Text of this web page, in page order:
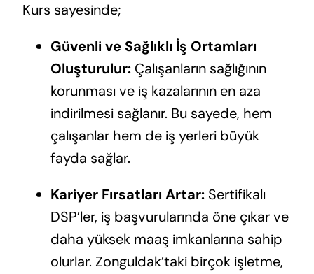
Kurs sayesinde;
Güvenli ve Sağlıklı İş Ortamları
Oluşturulur:Çalışanların sağlığının
korunması ve iş kazalarının en aza
indirilmesi sağlanır. Bu sayede, hem
çalışanlar hem de iş yerleri büyük
fayda sağlar.
Kariyer Fırsatları Artar:Sertifikalı
DSP’ler, iş başvurularında öne çıkar ve
daha yüksek maaş imkanlarına sahip
olurlar. Zonguldak’taki birçok işletme,